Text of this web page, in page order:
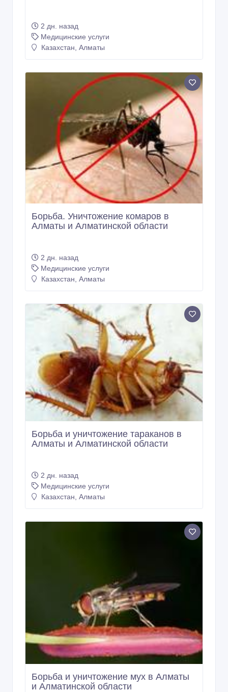
2 дн. назад
Медицинские услуги
Казахстан, Алматы
Борьба. Уничтожение комаров в
Алматы и Алматинской области
2 дн. назад
Медицинские услуги
Казахстан, Алматы
Борьба и уничтожение тараканов в
Алматы и Алматинской области
2 дн. назад
Медицинские услуги
Казахстан, Алматы
Борьба и уничтожение мух в Алматы
и Алматинской области